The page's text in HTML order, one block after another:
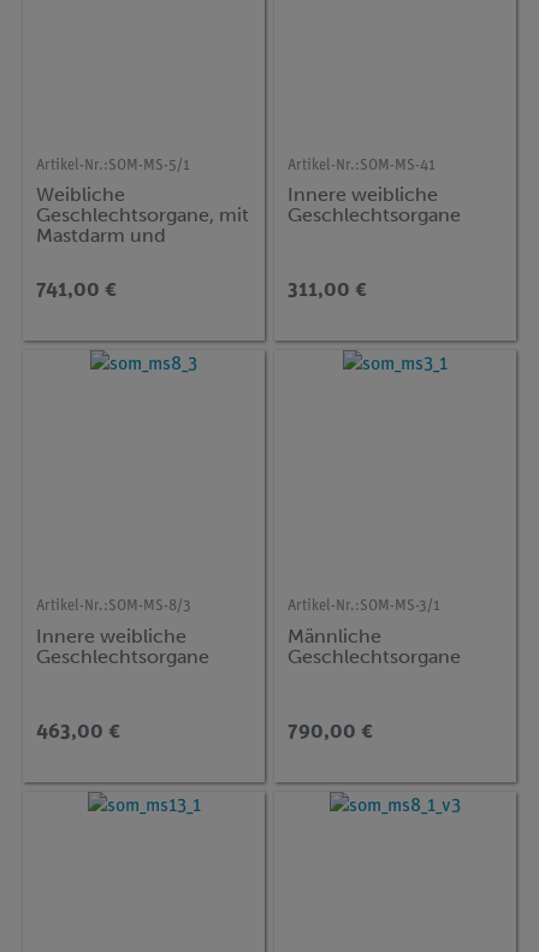
Artikel-Nr.:SOM-MS-5/1
Weibliche
Geschlechtsorgane, mit
Mastdarm und
741,00 €
Artikel-Nr.:SOM-MS-41
Innere weibliche
Geschlechtsorgane
311,00 €
Artikel-Nr.:SOM-MS-8/3
Innere weibliche
Geschlechtsorgane
463,00 €
Artikel-Nr.:SOM-MS-3/1
Männliche
Geschlechtsorgane
790,00 €